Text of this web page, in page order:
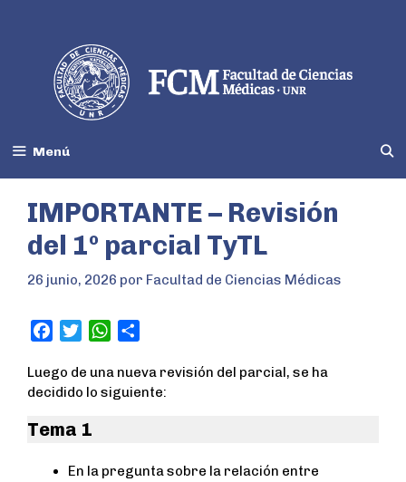
Menú
IMPORTANTE – Revisión
del 1º parcial TyTL
26 junio, 2026 por Facultad de Ciencias Médicas
c
e
o
i
t
e
W
a
t
a
r
Luego de una nueva revisión del parcial, se ha
decidido lo siguiente:
Tema 1
En la pregunta sobre la relación entre